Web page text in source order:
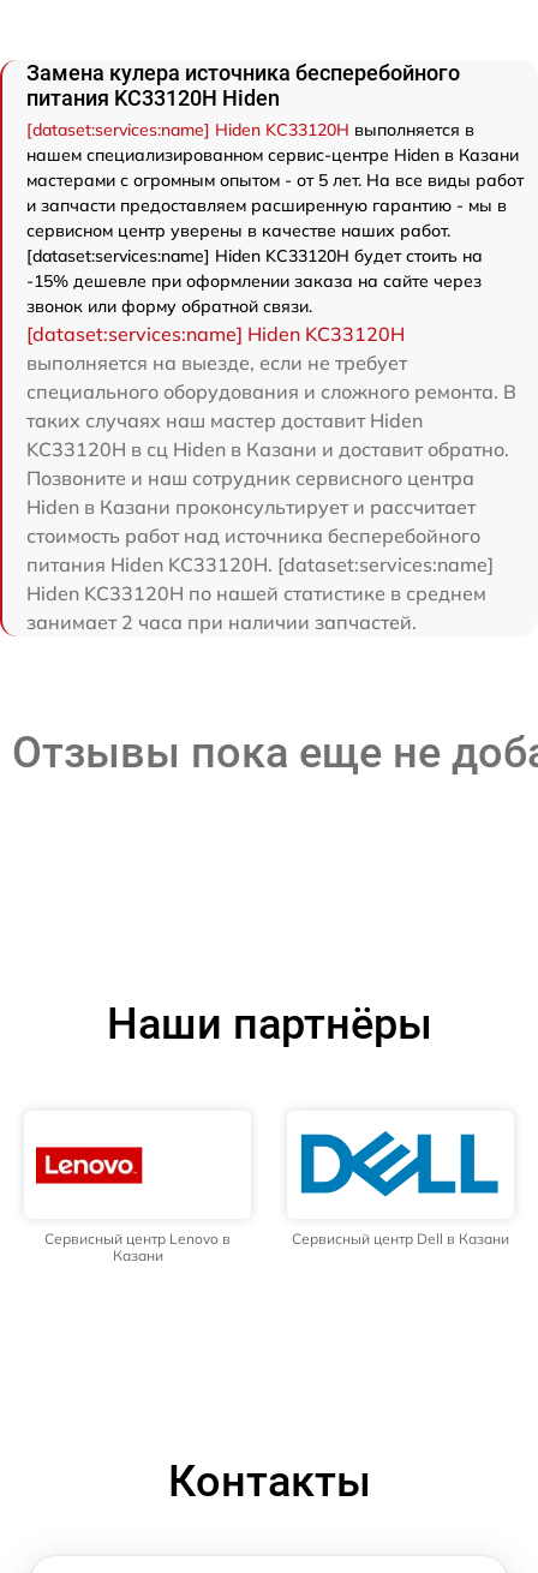
Замена кулера источника бесперебойного
питания KC33120H Hiden
[dataset:services:name] Hiden KC33120H выполняется в
нашем специализированном сервис-центре Hiden в Казани
мастерами с огромным опытом - от 5 лет. На все виды работ
и запчасти предоставляем расширенную гарантию - мы в
сервисном центр уверены в качестве наших работ.
[dataset:services:name] Hiden KC33120H будет стоить на
-15% дешевле при оформлении заказа на сайте через
звонок или форму обратной связи.
[dataset:services:name] Hiden KC33120H
выполняется на выезде, если не требует
специального оборудования и сложного ремонта. В
таких случаях наш мастер доставит Hiden
KC33120H в сц Hiden в Казани и доставит обратно.
Позвоните и наш сотрудник сервисного центра
Hiden в Казани проконсультирует и рассчитает
стоимость работ над источника бесперебойного
питания Hiden KC33120H. [dataset:services:name]
Hiden KC33120H по нашей статистике в среднем
занимает 2 часа при наличии запчастей.
Отзывы пока еще не
Наши партнёры
Сервисный центр Lenovo в
Казани
Сервисный центр Dell в Казани
Контакты